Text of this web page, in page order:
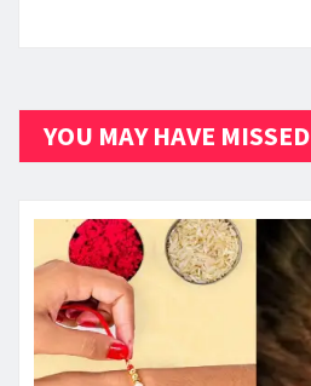
YOU MAY HAVE MISSED